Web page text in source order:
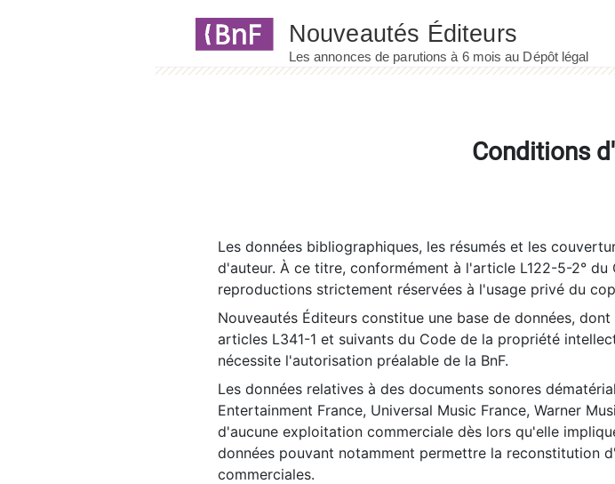
Conditions
Les données bibliographiques, les résumés et les
d'auteur. À ce titre, conformément à l'article L122-5-2°
reproductions strictement réservées à l'usage privé du
Nouveautés Éditeurs constitue une base de données,
articles L341-1 et suivants du Code de la propriété
nécessite l'autorisation préalable de la BnF.
Les données relatives à des documents sonores
Entertainment France, Universal Music France, Warner
d'aucune exploitation commerciale dès lors qu'elle
données pouvant notamment permettre la reconstitution
commerciales.